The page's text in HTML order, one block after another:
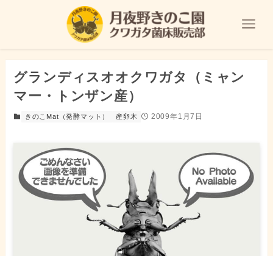
グランディスオオクワガタ（ミャン
マー・トンザン産）
きのこMat（発酵マット） 産卵木 2009年1月7日